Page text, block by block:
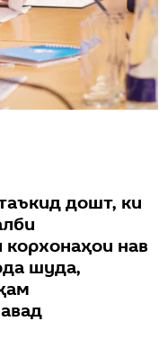
дошт, ки
корхонаҳои нав
шуда,